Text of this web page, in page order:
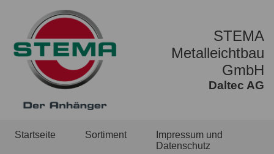
STEMA
Metalleichtbau
GmbH
Daltec AG
Startseite Sortiment
Impressum und
Datenschutz